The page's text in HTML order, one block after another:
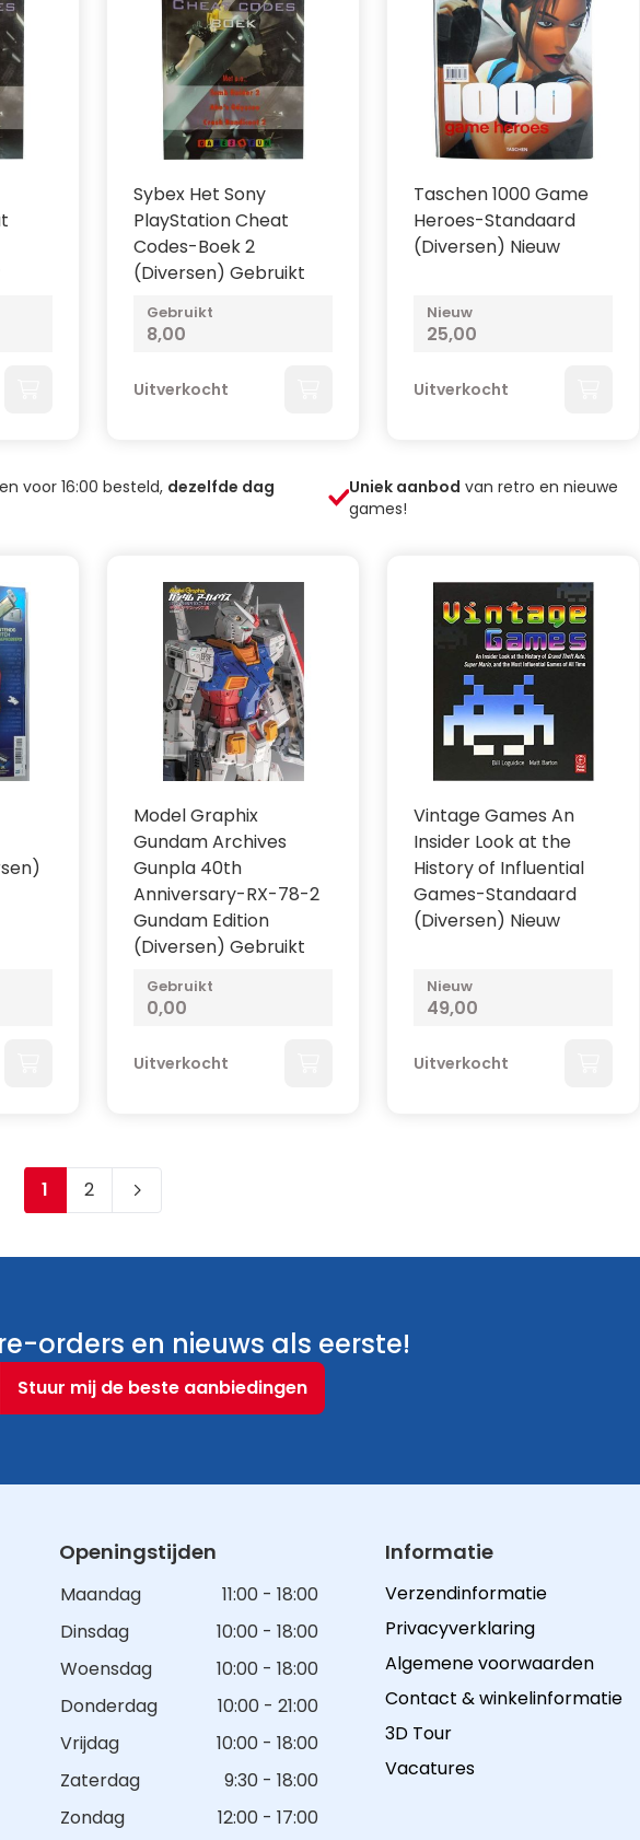
Sybex Het Sony
PlayStation Cheat
Codes-Boek 2
(Diversen) Gebruikt
Gebruikt
8,00
Uitverkocht
Taschen 1000 Game
Heroes-Standaard
(Diversen) Nieuw
Nieuw
25,00
Uitverkocht
voor 16:00 besteld, dezelfde dag
Uniek aanbod van retro en nieuwe
games!
Model Graphix
Gundam Archives
Gunpla 40th
Anniversary-RX-78-2
Gundam Edition
(Diversen) Gebruikt
Gebruikt
0,00
Uitverkocht
Vintage Games An
Insider Look at the
History of Influential
Games-Standaard
(Diversen) Nieuw
Nieuw
49,00
Uitverkocht
Je leest momenteel pagina
1 Pagina
2
orders en nieuws als eerste!
Stuur mij de beste aanbiedingen
Openingstijden
Maandag
11:00 - 18:00
Dinsdag
10:00 - 18:00
Woensdag
10:00 - 18:00
Donderdag
10:00 - 21:00
Vrijdag
10:00 - 18:00
Zaterdag
9:30 - 18:00
Zondag
12:00 - 17:00
Informatie
Verzendinformatie
Privacyverklaring
Algemene voorwaarden
Contact & winkelinformatie
3D Tour
Vacatures